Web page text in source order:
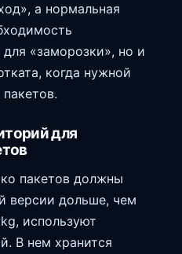
а нормальная
«заморозки», но и
когда нужной
для
пакетов должны
версии дольше, чем
используют
В нем хранится